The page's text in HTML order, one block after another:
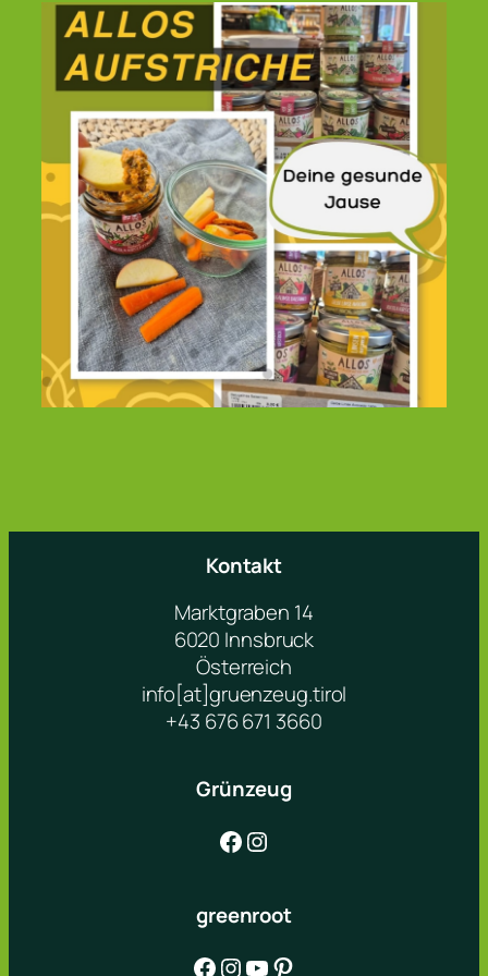
Kontakt
Marktgraben 14
6020 Innsbruck
Österreich
info[at]gruenzeug.tirol
+43 676 671 3660
Grünzeug
Facebook Instagram
greenroot
Facebook Instagram YouTube Pinterest